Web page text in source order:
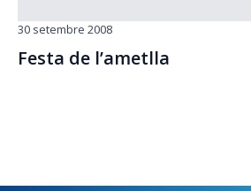
Festa de l’ametlla
30 setembre 2008